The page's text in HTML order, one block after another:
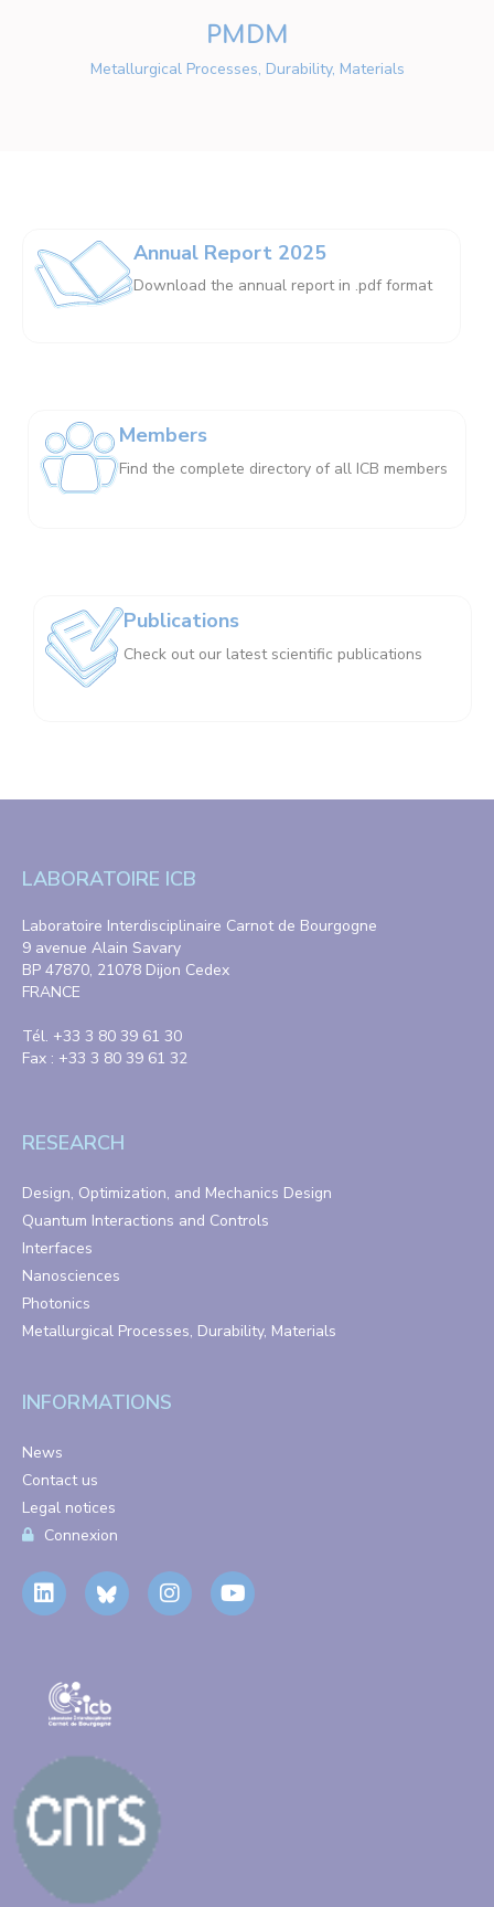
PMDM
Metallurgical Processes, Durability, Materials
Annual Report 2025
Download the annual report in .pdf format
Members
Find the complete directory of all ICB members
Publications
Check out our latest scientific publications
LABORATOIRE ICB
Laboratoire Interdisciplinaire Carnot de Bourgogne
9 avenue Alain Savary
BP 47870, 21078 Dijon Cedex
FRANCE
Tél. +33 3 80 39 61 30
Fax : +33 3 80 39 61 32
RESEARCH
Design, Optimization, and Mechanics Design
Quantum Interactions and Controls
Interfaces
Nanosciences
Photonics
Metallurgical Processes, Durability, Materials
INFORMATIONS
News
Contact us
Legal notices
Connexion